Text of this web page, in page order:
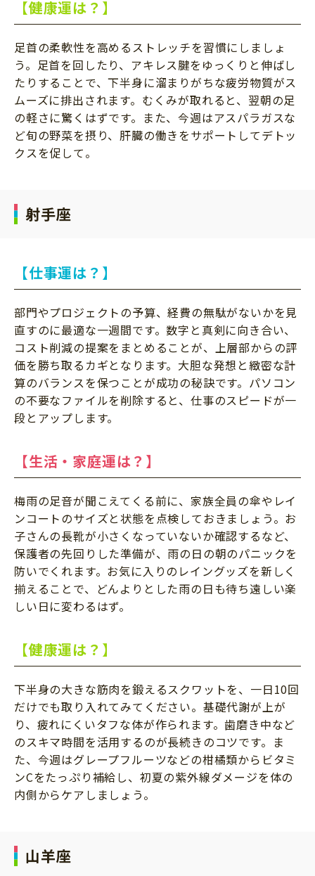
【健康運は？】
足首の柔軟性を高めるストレッチを習慣にしましょ
う。足首を回したり、アキレス腱をゆっくりと伸ばし
たりすることで、下半身に溜まりがちな疲労物質がス
ムーズに排出されます。むくみが取れると、翌朝の足
の軽さに驚くはずです。また、今週はアスパラガスな
ど旬の野菜を摂り、肝臓の働きをサポートしてデトッ
クスを促して。
射手座
【仕事運は？】
部門やプロジェクトの予算、経費の無駄がないかを見
直すのに最適な一週間です。数字と真剣に向き合い、
コスト削減の提案をまとめることが、上層部からの評
価を勝ち取るカギとなります。大胆な発想と緻密な計
算のバランスを保つことが成功の秘訣です。パソコン
の不要なファイルを削除すると、仕事のスピードが一
段とアップします。
【生活・家庭運は？】
梅雨の足音が聞こえてくる前に、家族全員の傘やレイ
ンコートのサイズと状態を点検しておきましょう。お
子さんの長靴が小さくなっていないか確認するなど、
保護者の先回りした準備が、雨の日の朝のパニックを
防いでくれます。お気に入りのレイングッズを新しく
揃えることで、どんよりとした雨の日も待ち遠しい楽
しい日に変わるはず。
【健康運は？】
下半身の大きな筋肉を鍛えるスクワットを、一日10回
だけでも取り入れてみてください。基礎代謝が上が
り、疲れにくいタフな体が作られます。歯磨き中など
のスキマ時間を活用するのが長続きのコツです。ま
た、今週はグレープフルーツなどの柑橘類からビタミ
ンCをたっぷり補給し、初夏の紫外線ダメージを体の
内側からケアしましょう。
山羊座